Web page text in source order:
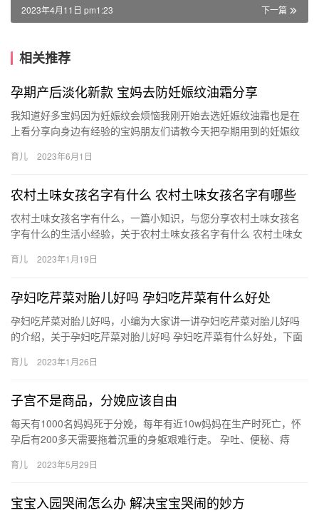
下一篇
2023年4月11日 pm1:23
相关推荐
孕期产后淡化新款 宝妈去防妊娠纹油霜分享
我知道好多宝妈因为妊娠纹会烦恼我刚开始去选妊娠纹油霜也是在
上看分享向身边有经验的宝妈朋友们请教今天把孕期用到的妊娠纹
烦…
育儿 2023年6月1日
农村土味女孩名字有什么 农村土味女孩名字有哪些
农村土味女孩名字有什么，一篇小知识，与您分享农村土味女孩名
字有什么的生活小经验，关于农村土味女孩名字有什么 农村土味女
育儿 2023年1月19日
孕妇吃芹菜对胎儿好吗 孕妇吃芹菜有什么好处
孕妇吃芹菜对胎儿好吗，小编为大家讲一讲孕妇吃芹菜对胎儿好吗
的介绍，关于孕妇吃芹菜对胎儿好吗 孕妇吃芹菜有什么好处，下面
孕…
育儿 2023年1月26日
子宫不是商品，分娩应该自由
每天有1000名妈妈死于分娩，每年有近10w妈妈在生产时死亡，怀
孕后有200多天需要拖着沉重的身躯艰难行走。 孕吐、便秘、痔
育儿 2023年5月29日
宝宝入园哭闹怎么办 解决宝宝哭闹的妙方